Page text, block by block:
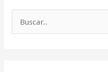
c
t